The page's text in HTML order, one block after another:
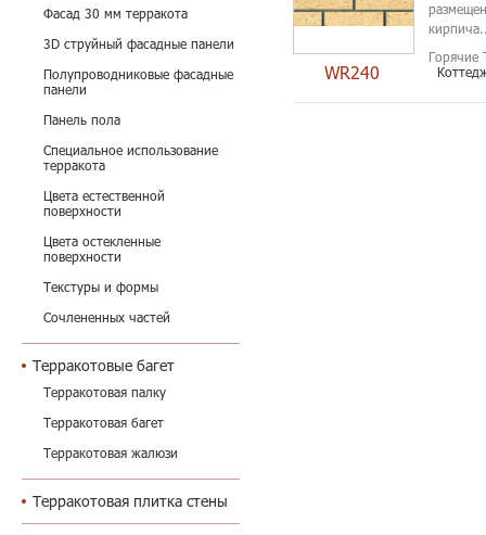
Фасад 30 мм терракота
3D струйный фасадные панели
Полупроводниковые фасадные
панели
Панель пола
Специальное использование
терракота
Цвета естественной
поверхности
Цвета остекленные
поверхности
Текстуры и формы
Сочлененных частей
Терракотовые багет
Терракотовая палку
Терракотовая багет
Терракотовая жалюзи
Терракотовая плитка стены
WR240
Горячие